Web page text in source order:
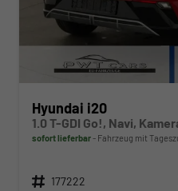
Hyundai i20
sofort lieferbar Fahrzeug mit
Fahrzeugnr. 177222